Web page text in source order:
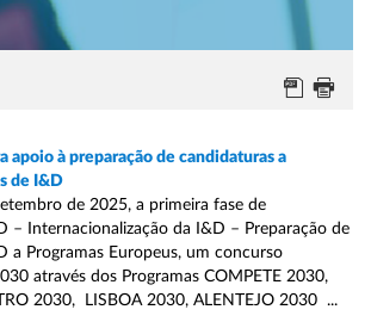
apoio à preparação de candidaturas a
de I&D
de 2025, a primeira fase de
– Internacionalização da I&D – Preparação de
a Programas Europeus, um concurso
através dos Programas COMPETE 2030,
2030, LISBOA 2030, ALENTEJO 2030 ...